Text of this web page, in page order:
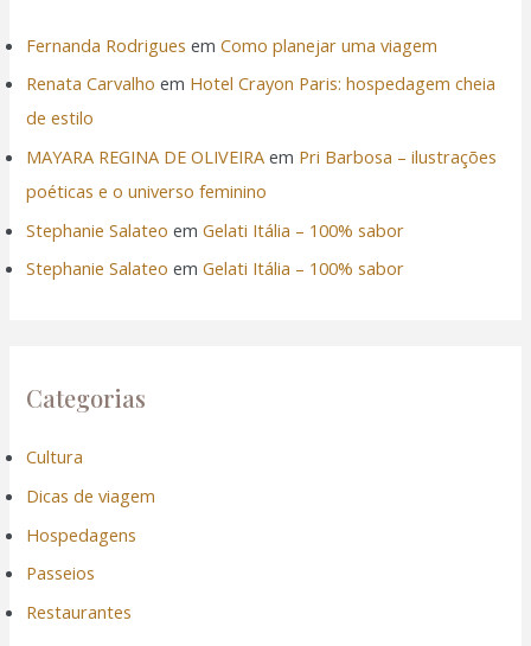
Fernanda Rodrigues emComo planejar uma viagem
Renata Carvalho em Hotel Crayon Paris: hospedagem cheia
de estilo
MAYARA REGINA DE OLIVEIRA em Pri Barbosa – ilustrações
poéticas e o universo feminino
Stephanie Salateo emGelati Itália – 100% sabor
Stephanie Salateo emGelati Itália – 100% sabor
Categorias
Cultura
Dicas de viagem
Hospedagens
Passeios
Restaurantes